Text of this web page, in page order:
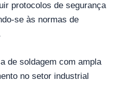
protocolos de segurança
se às normas de
de soldagem com ampla
no setor industrial